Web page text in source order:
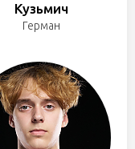
Кузьмич
Герман